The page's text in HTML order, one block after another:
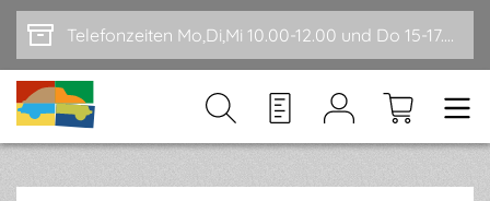
Zum Hauptinhalt springen Telefonzeiten Mo,Di,Mi 10.00-12.00 und Do 15-17.00